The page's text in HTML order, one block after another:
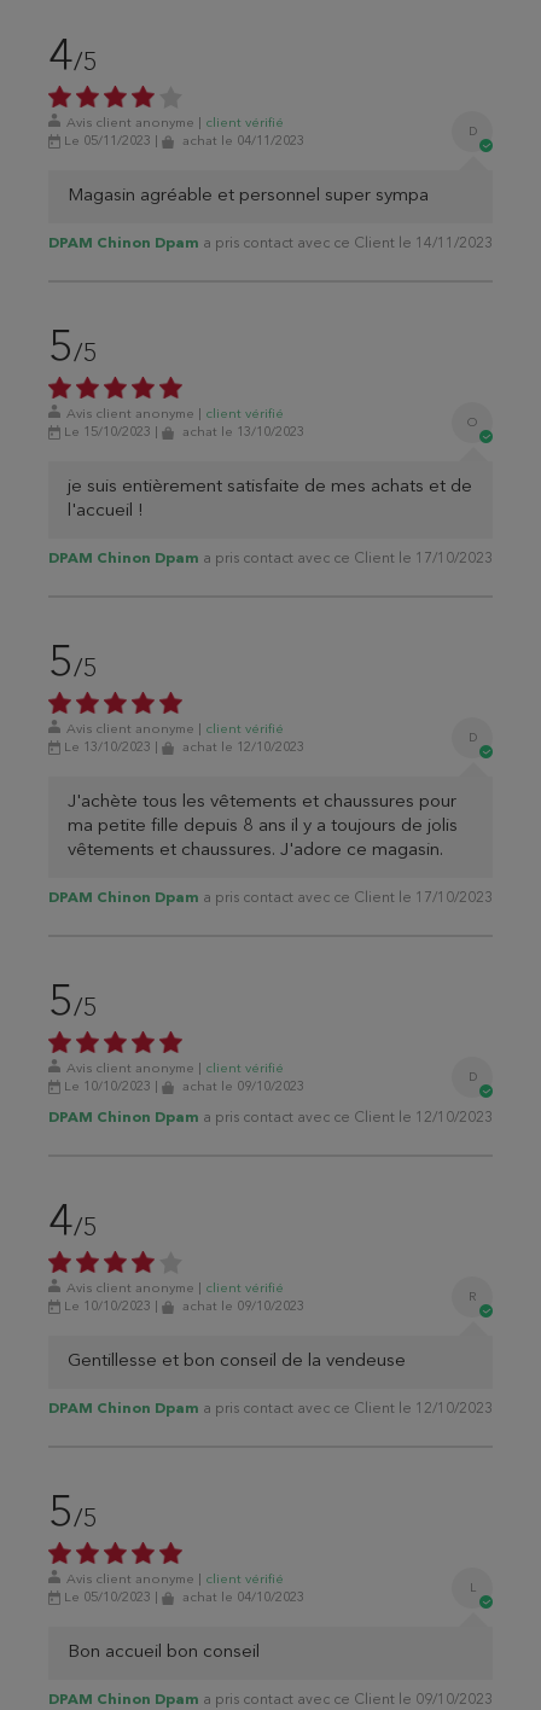
4/5
Avis client anonyme client vérifié
Le 05/11/2023
achat le 04/11/2023
D
Magasin agréable et personnel super sympa
DPAM Chinon Dpam a pris contact avec ce Client le 14/11/2023
5/5
Avis client anonyme client vérifié
Le 15/10/2023
achat le 13/10/2023
O
je suis entièrement satisfaite de mes achats et de
l'accueil !
DPAM Chinon Dpam a pris contact avec ce Client le 17/10/2023
5/5
Avis client anonyme client vérifié
Le 13/10/2023
achat le 12/10/2023
D
J'achète tous les vêtements et chaussures pour
ma petite fille depuis 8 ans il y a toujours de jolis
vêtements et chaussures. J'adore ce magasin.
DPAM Chinon Dpam a pris contact avec ce Client le 17/10/2023
5/5
Avis client anonyme client vérifié
Le 10/10/2023
achat le 09/10/2023
D
DPAM Chinon Dpam a pris contact avec ce Client le 12/10/2023
4/5
Avis client anonyme client vérifié
Le 10/10/2023
achat le 09/10/2023
R
Gentillesse et bon conseil de la vendeuse
DPAM Chinon Dpam a pris contact avec ce Client le 12/10/2023
5/5
Avis client anonyme client vérifié
Le 05/10/2023
achat le 04/10/2023
L
Bon accueil bon conseil
DPAM Chinon Dpam a pris contact avec ce Client le 09/10/2023